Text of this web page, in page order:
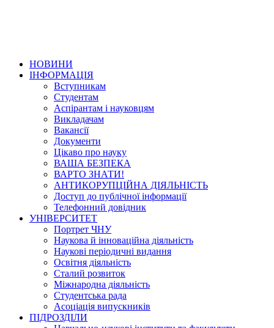
НОВИНИ
ІНФОРМАЦІЯ
Вступникам
Студентам
Аспірантам і науковцям
Викладачам
Вакансії
Документи
Цікаво про науку
ВАША БЕЗПЕКА
ВАРТО ЗНАТИ!
АНТИКОРУПЦІЙНА ДІЯЛЬНІСТЬ
Доступ до публічної інформації
Телефонний довідник
УНІВЕРСИТЕТ
Портрет ЧНУ
Наукова й інноваційна діяльність
Наукові періодичні видання
Освітня діяльність
Сталий розвиток
Міжнародна діяльність
Студентська рада
Асоціація випускників
ПІДРОЗДІЛИ